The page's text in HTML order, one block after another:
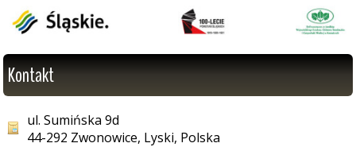
Kontakt
ul. Sumińska 9d
44-292 Zwonowice, Lyski, Polska